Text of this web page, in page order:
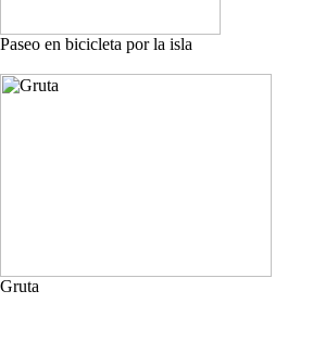
Paseo en bicicleta por la isla
Gruta